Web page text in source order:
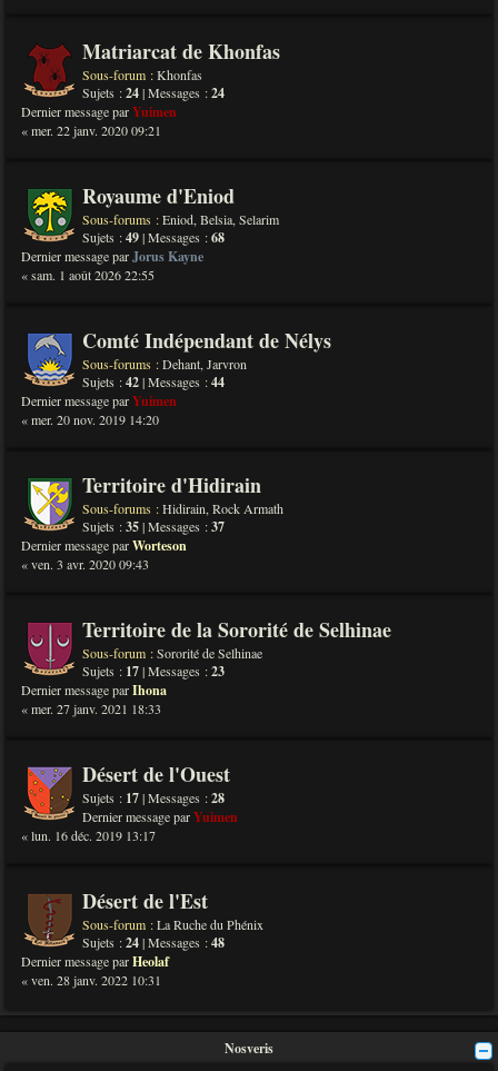
Matriarcat de Khonfas
Sous-forum :Khonfas
Sujets :24| Messages :24
Dernier message parYuimen
« mer. 22 janv. 2020 09:21
Royaume d'Eniod
Sous-forums :Eniod, Belsia, Selarim
Sujets :49| Messages :68
Dernier message parJorus Kayne
« sam. 1 août 2026 22:55
Comté Indépendant de Nélys
Sous-forums :Dehant, Jarvron
Sujets :42| Messages :44
Dernier message parYuimen
« mer. 20 nov. 2019 14:20
Territoire d'Hidirain
Sous-forums :Hidirain, Rock Armath
Sujets :35| Messages :37
Dernier message parWorteson
« ven. 3 avr. 2020 09:43
Territoire de la Sororité de Selhinae
Sous-forum :Sororité de Selhinae
Sujets : 17| Messages :23
Dernier message parIhona
« mer. 27 janv. 2021 18:33
Désert de l'Ouest
Sujets : 17| Messages :28
Dernier message parYuimen
« lun. 16 déc. 2019 13:17
Désert de l'Est
Sous-forum :La Ruche du Phénix
Sujets :24| Messages :48
Dernier message parHeolaf
« ven. 28 janv. 2022 10:31
Nosveris